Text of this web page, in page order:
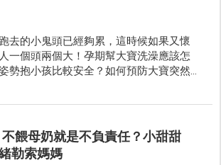
去的小鬼頭已經夠累，這時候如果又懷
一個頭兩個大！孕期幫大寶洗澡應該怎
勢抱小孩比較安全？如何預防大寶突然
不餵母奶就是不負責任？小甜甜
勒索媽媽